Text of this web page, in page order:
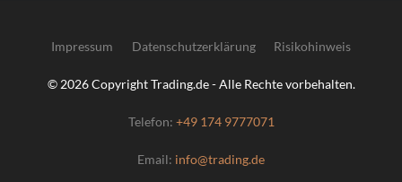
© 2026 Copyright Trading.de - Alle Rechte vorbehalten.
Telefon: +49 174 9777071
Email: info@trading.de
Impressum Datenschutzerklärung Risikohinweis